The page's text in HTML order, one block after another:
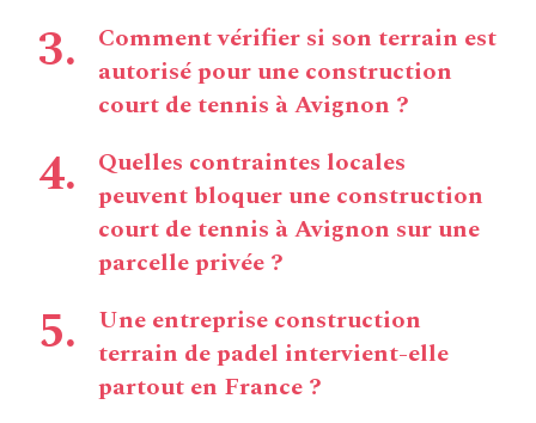
Comment vérifier si son terrain est
autorisé pour une construction
court de tennis à Avignon ?
Quelles contraintes locales
peuvent bloquer une construction
court de tennis à Avignon sur une
parcelle privée ?
Une entreprise construction
terrain de padel intervient-elle
partout en France ?